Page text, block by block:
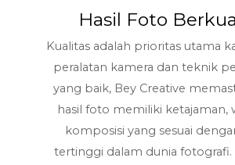
Hasil Foto
Kualitas adalah prioritas utama
peralatan kamera dan teknik
yang baik, Bey Creative
hasil foto memiliki ketajaman,
komposisi yang sesuai
tertinggi dalam dunia fotografi.